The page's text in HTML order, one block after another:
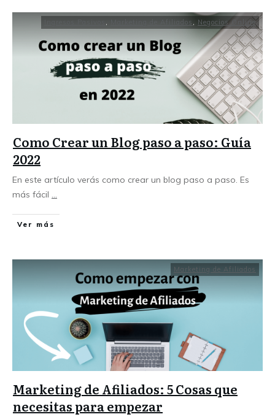
Marketing de Afiliados Negocios Online
Como Crear un Blog paso a paso: Guía
2022
En este artículo verás como crear un blog paso a paso. Es
más fácil ...
Ver más
Marketing de Afiliados
Marketing de Afiliados: 5 Cosas que
necesitas para empezar